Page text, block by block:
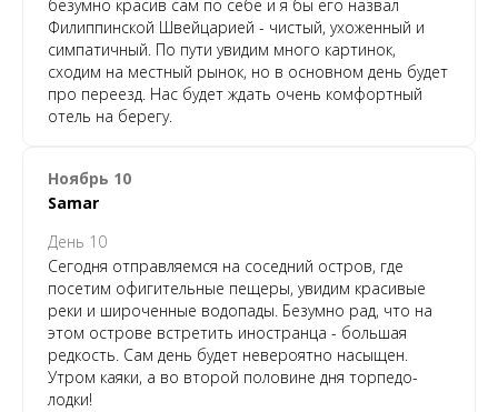
безумно красив сам по себе и я бы его назвал
Филиппинской Швейцарией - чистый, ухоженный и
симпатичный. По пути увидим много картинок,
сходим на местный рынок, но в основном день будет
про переезд. Нас будет ждать очень комфортный
отель на берегу.
Ноябрь 10
Samar
День 10
Сегодня отправляемся на соседний остров, где
посетим офигительные пещеры, увидим красивые
реки и широченные водопады. Безумно рад, что на
этом острове встретить иностранца - большая
редкость. Сам день будет невероятно насыщен.
Утром каяки, а во второй половине дня торпедо-
лодки!